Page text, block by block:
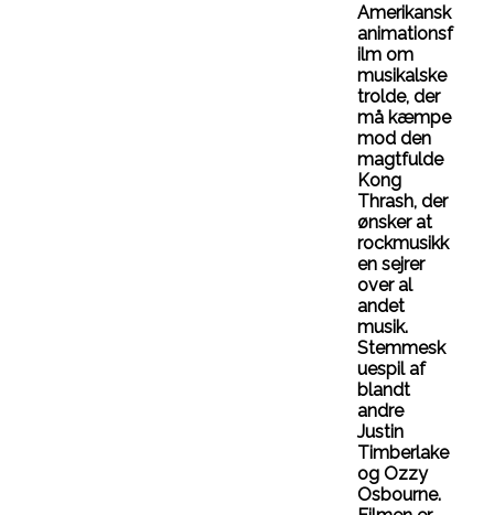
Amerikansk
animationsf
ilm om
musikalske
trolde, der
må kæmpe
mod den
magtfulde
Kong
Thrash, der
ønsker at
rockmusikk
en sejrer
over al
andet
musik.
Stemmesk
uespil af
blandt
andre
Justin
Timberlake
og Ozzy
Osbourne.